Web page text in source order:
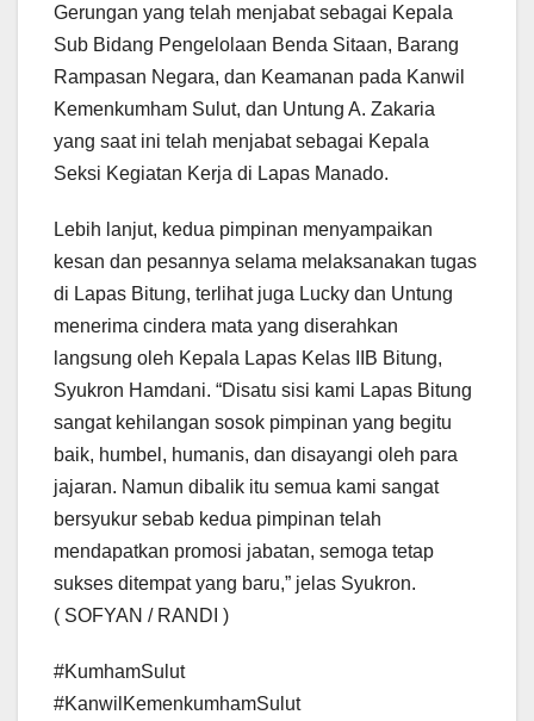
Gerungan yang telah menjabat sebagai Kepala
Sub Bidang Pengelolaan Benda Sitaan, Barang
Rampasan Negara, dan Keamanan pada Kanwil
Kemenkumham Sulut, dan Untung A. Zakaria
yang saat ini telah menjabat sebagai Kepala
Seksi Kegiatan Kerja di Lapas Manado.
Lebih lanjut, kedua pimpinan menyampaikan
kesan dan pesannya selama melaksanakan tugas
di Lapas Bitung, terlihat juga Lucky dan Untung
menerima cindera mata yang diserahkan
langsung oleh Kepala Lapas Kelas IIB Bitung,
Syukron Hamdani. “Disatu sisi kami Lapas Bitung
sangat kehilangan sosok pimpinan yang begitu
baik, humbel, humanis, dan disayangi oleh para
jajaran. Namun dibalik itu semua kami sangat
bersyukur sebab kedua pimpinan telah
mendapatkan promosi jabatan, semoga tetap
sukses ditempat yang baru,” jelas Syukron.
( SOFYAN / RANDI )
#KumhamSulut
#KanwilKemenkumhamSulut